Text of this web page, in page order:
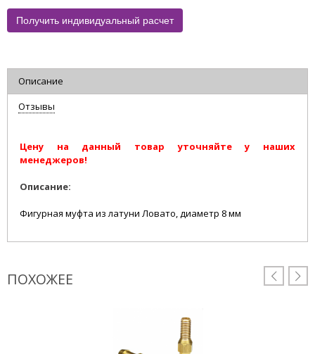
Получить индивидуальный расчет
Описание
Отзывы
Цену на данный товар уточняйте у наших
менеджеров!
Описание:
Фигурная муфта из латуни Ловато, диаметр 8 мм
 
ПОХОЖЕЕ